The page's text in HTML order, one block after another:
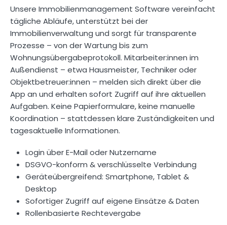
Unsere Immobilienmanagement Software vereinfacht
tägliche Abläufe, unterstützt bei der
Immobilienverwaltung und sorgt für transparente
Prozesse – von der Wartung bis zum
Wohnungsübergabeprotokoll. Mitarbeiter:innen im
Außendienst – etwa Hausmeister, Techniker oder
Objektbetreuer:innen – melden sich direkt über die
App an und erhalten sofort Zugriff auf ihre aktuellen
Aufgaben. Keine Papierformulare, keine manuelle
Koordination – stattdessen klare Zuständigkeiten und
tagesaktuelle Informationen.
Login über E-Mail oder Nutzername
DSGVO-konform & verschlüsselte Verbindung
Geräteübergreifend: Smartphone, Tablet &
Desktop
Sofortiger Zugriff auf eigene Einsätze & Daten
Rollenbasierte Rechtevergabe